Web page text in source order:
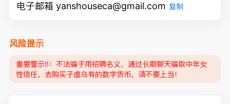
电子邮箱 yanshouseca@gmail.com 复制
风险提示
重要警示‼️：不法骗子用招聘名义，通过长期聊天骗取中年女
性信任，去购买子虚乌有的数字货币，请不要上当！